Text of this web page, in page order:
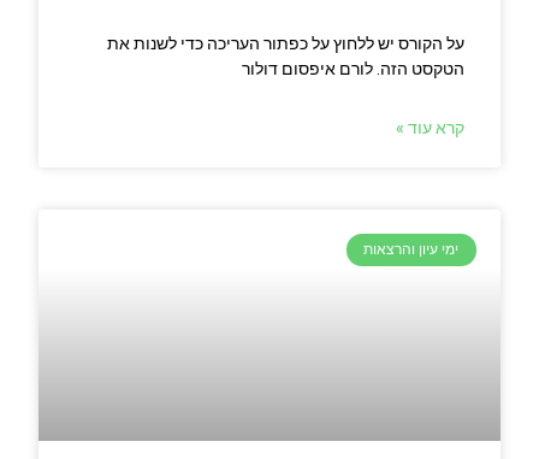
על הקורס יש ללחוץ על כפתור העריכה כדי לשנות את
הטקסט הזה. לורם איפסום דולור
קרא עוד »
ימי עיון והרצאות